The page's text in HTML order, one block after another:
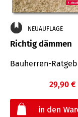
NEUAUFLAGE
Richtig dämmen
Bauherren-
29,90 €